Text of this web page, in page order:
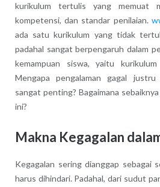
kurikulum tertulis yang memuat
kompetensi, dan standar penilaian.
ada satu kurikulum yang tidak
padahal sangat berpengaruh dalam
kemampuan siswa, yaitu
Mengapa pengalaman gagal
sangat penting? Bagaimana
ini?
Makna Kegagalan
Kegagalan sering dianggap sebagai
harus dihindari. Padahal, dari sudut